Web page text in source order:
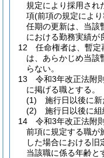
規定により採用され
項(前項の規定によ
任期の更新は、当該
における勤務実績が
12
任命権者は、暫定
は、あらかじめ当該
らない。
13
令和3年改正法附
に掲げる職とする。
(1)
施行日以後に
(2)
施行日以後に
14
令和3年改正法附
前項に規定する職が
した場合における
当該職に係る年齢と